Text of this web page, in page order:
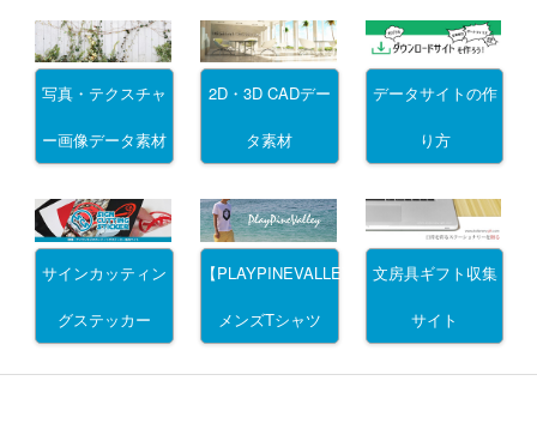
写真・テクスチャ
ー画像データ素材
2D・3D CADデー
タ素材
データサイトの作
り方
サインカッティン
グステッカー
【PLAYPINEVALLEY】
メンズTシャツ
文房具ギフト収集
サイト